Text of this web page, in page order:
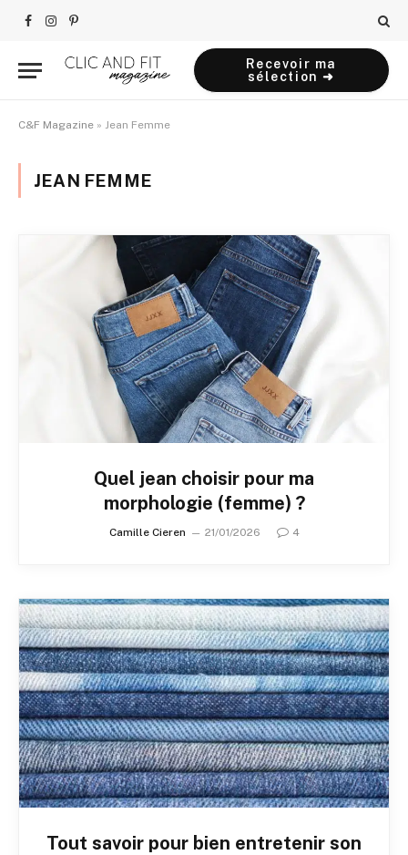
Facebook
Instagram
Pinterest
Recevoir ma
sélection ➜
C&F Magazine » Jean Femme
JEAN FEMME
Quel jean choisir pour ma
morphologie (femme) ?
Camille Cieren 21/01/2026 4
Tout savoir pour bien entretenir son